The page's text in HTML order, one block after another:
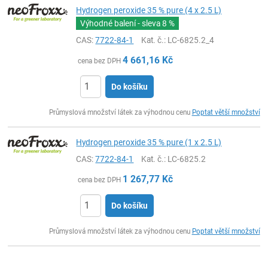
Hydrogen peroxide 35 % pure (4 x 2.5 L)
Výhodné balení - sleva8 %
CAS:7722-84-1 Kat. č.: LC-6825.2_4
cena bez DPH 4 661,16 Kč
Do košíku
Průmyslová množství látek za výhodnou cenu Poptat větší množství
Hydrogen peroxide 35 % pure (1 x 2.5 L)
CAS:7722-84-1 Kat. č.: LC-6825.2
cena bez DPH 1 267,77 Kč
Do košíku
Průmyslová množství látek za výhodnou cenu Poptat větší množství